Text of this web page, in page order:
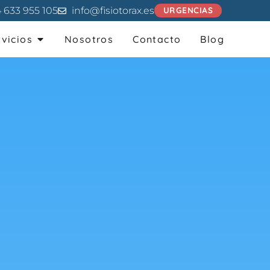
633 955 105 info@fisiotorax.es URGENCIAS
Nosotros Contacto Blog